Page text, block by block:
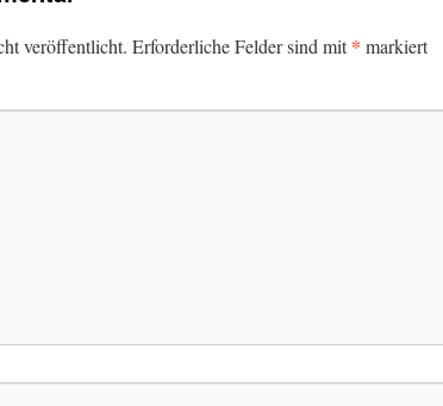
veröffentlicht. Erforderliche Felder sind mit* markiert